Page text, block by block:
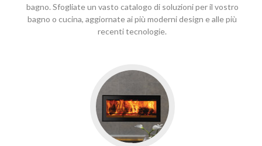
bagno. Sfogliate un vasto catalogo di soluzioni per il vostro
bagno o cucina, aggiornate ai più moderni design e alle più
recenti tecnologie.